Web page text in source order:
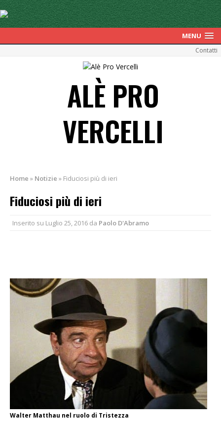
MENU
Contatti
ALÈ PRO
VERCELLI
Home » Notizie » Fiduciosi più di ieri
Fiduciosi più di ieri
Inserito su Luglio 25, 2016 da Paolo D'Abramo
Walter Matthau nel ruolo di Tristezza